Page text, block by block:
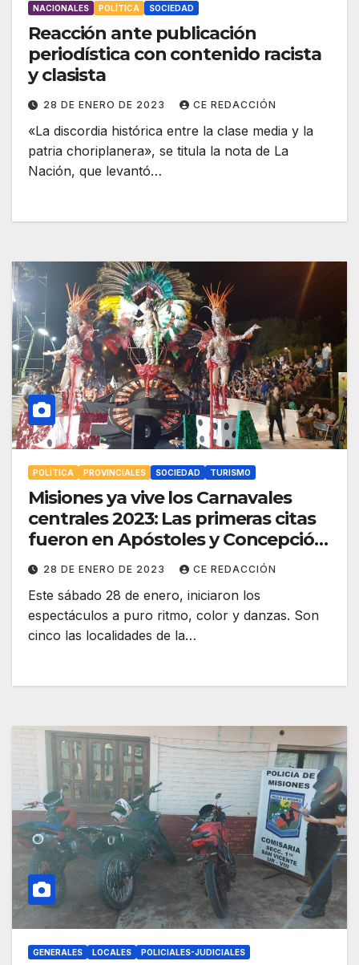
NACIONALES POLÍTICA SOCIEDAD
Reacción ante publicación
periodística con contenido racista
y clasista
28 DE ENERO DE 2023 CE REDACCIÓN
«La discordia histórica entre la clase media y la
patria choriplanera», se titula la nota de La
Nación, que levantó…
POLÍTICA PROVINCIALES SOCIEDAD TURISMO
Misiones ya vive los Carnavales
centrales 2023: Las primeras citas
fueron en Apóstoles y Concepción
de la Sierra – Cronograma
completo
28 DE ENERO DE 2023 CE REDACCIÓN
Este sábado 28 de enero, iniciaron los
espectáculos a puro ritmo, color y danzas. Son
cinco las localidades de la…
GENERALES LOCALES POLICIALES-JUDICIALES